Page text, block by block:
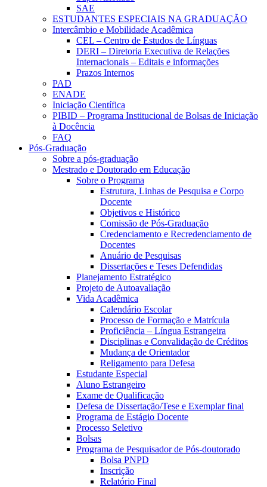
SAE
ESTUDANTES ESPECIAIS NA GRADUAÇÃO
Intercâmbio e Mobilidade Acadêmica
CEL – Centro de Estudos de Línguas
DERI – Diretoria Executiva de Relações
Internacionais – Editais e informações
Prazos Internos
PAD
ENADE
Iniciação Científica
PIBID – Programa Institucional de Bolsas de Iniciação
à Docência
FAQ
Pós-Graduação
Sobre a pós-graduação
Mestrado e Doutorado em Educação
Sobre o Programa
Estrutura, Linhas de Pesquisa e Corpo
Docente
Objetivos e Histórico
Comissão de Pós-Graduação
Credenciamento e Recredenciamento de
Docentes
Anuário de Pesquisas
Dissertações e Teses Defendidas
Planejamento Estratégico
Projeto de Autoavaliação
Vida Acadêmica
Calendário Escolar
Processo de Formação e Matrícula
Proficiência – Língua Estrangeira
Disciplinas e Convalidação de Créditos
Mudança de Orientador
Religamento para Defesa
Estudante Especial
Aluno Estrangeiro
Exame de Qualificação
Defesa de Dissertação/Tese e Exemplar final
Programa de Estágio Docente
Processo Seletivo
Bolsas
Programa de Pesquisador de Pós-doutorado
Bolsa PNPD
Inscrição
Relatório Final